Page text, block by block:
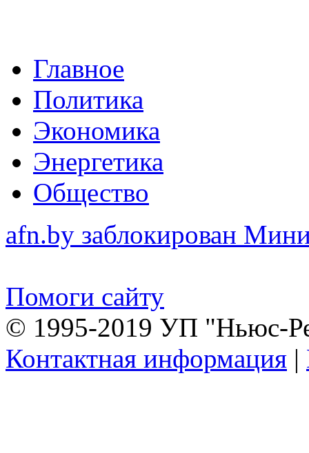
Главное
Политика
Экономика
Энергетика
Общество
afn.by заблокирован
Помоги сайту
© 1995-2019 УП "Ньюс-
Контактная информация |